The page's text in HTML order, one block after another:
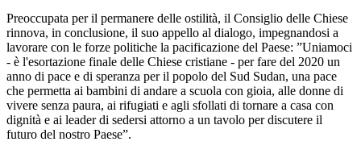
Preoccupata per il permanere delle ostilità, il Consiglio delle Chiese
rinnova, in conclusione, il suo appello al dialogo, impegnandosi a
lavorare con le forze politiche la pacificazione del Paese: ”Uniamoci
- è l'esortazione finale delle Chiese cristiane - per fare del 2020 un
anno di pace e di speranza per il popolo del Sud Sudan, una pace
che permetta ai bambini di andare a scuola con gioia, alle donne di
vivere senza paura, ai rifugiati e agli sfollati di tornare a casa con
dignità e ai leader di sedersi attorno a un tavolo per discutere il
futuro del nostro Paese”.